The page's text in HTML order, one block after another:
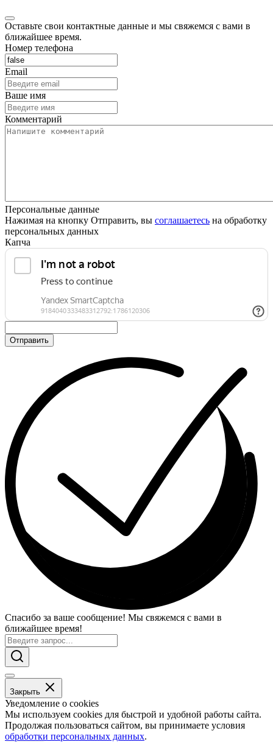
Оставьте свои контактные данные и мы свяжемся с вами в
ближайшее время.
Номер телефона
Email
Ваше имя
Комментарий
Персональные данные
Нажимая на кнопку Отправить, вы соглашаетесь на обработку
персональных данных
Капча
Отправить
Спасибо за ваше сообщение! Мы свяжемся с вами в
ближайшее время!
Закрыть
Уведомление о cookies
Мы используем cookies для быстрой и удобной работы сайта.
Продолжая пользоваться сайтом, вы принимаете условия
обработки персональных данных.